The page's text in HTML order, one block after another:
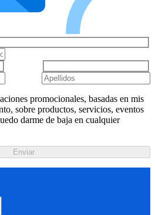
promocionales, basadas en mis
sobre productos, servicios, eventos
darme de baja en cualquier
Enviar